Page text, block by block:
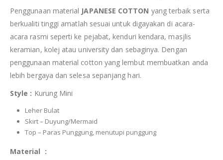
Penggunaan material JAPANESE COTTON yang terbaik serta
berkualiti tinggi amatlah sesuai untuk digayakan di acara-
acara rasmi seperti ke pejabat, kenduri kendara, masjlis
keramian, kolej atau university dan sebaginya. Dengan
penggunaan material cotton yang lembut membuatkan anda
lebih bergaya dan selesa sepanjang hari.
Style : Kurung Mini
Leher Bulat
Skirt – Duyung/Mermaid
Top – Paras Punggung, menutupi punggung
Material :